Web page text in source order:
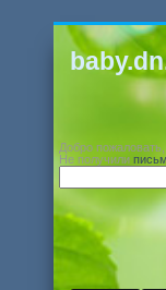
Добро пожаловать,
Не получили